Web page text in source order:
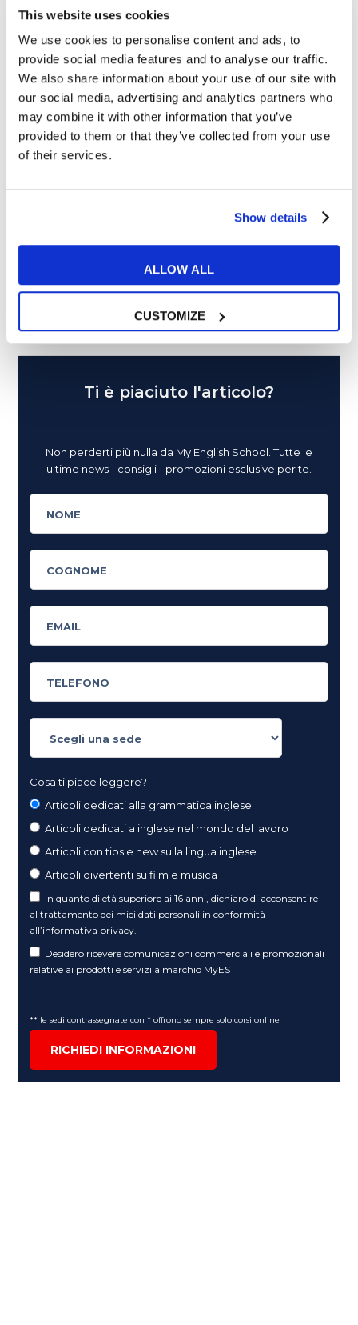
This website uses cookies
We use cookies to personalise content and ads, to
provide social media features and to analyse our traffic.
We also share information about your use of our site with
our social media, advertising and analytics partners who
may combine it with other information that you’ve
provided to them or that they’ve collected from your use
of their services.
Show details
ALLOW ALL
CUSTOMIZE
I migliori 10 libri in inglese facili da leggere
Categorie
Esercizi e Grammatica 387
219
Senza categoria 6
Tips e Curiosità 517
Ti è piaciuto l'articolo?
Non perderti più nulla da My English School. Tutte le
ultime news - consigli - promozioni esclusive per te.
Cosa ti piace leggere?
Articoli dedicati alla grammatica inglese
Articoli dedicati a inglese nel mondo del lavoro
Articoli con tips e new sulla lingua inglese
Articoli divertenti su film e musica
In quanto di età superiore ai 16 anni, dichiaro di acconsentire
al trattamento dei miei dati personali in conformità
all’informativa privacy
Desidero ricevere comunicazioni commerciali e promozionali
relative ai prodotti e servizi a marchio MyES
** le sedi contrassegnate con * offrono sempre solo corsi online
RICHIEDI INFORMAZIONI